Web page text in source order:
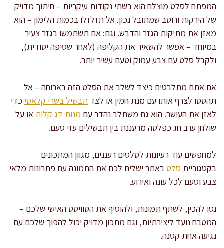
המפתח לסלט מוצלח הוא בשתי נקודות עיקריות – חיתוך מדויק
של הירקות ורוטב שמתובל נכון. אל תזלזלו בכמות הלימון – הוא
מאזן את מתיקות הגזר והדבש. וגם: אם תשתמשו בגזר צעיר
במיוחד – אפשר להשאיר את הקליפה (לאחר שטיפה יסודית),
ולקבל סלט עם צבע עמוק וטעם עשיר יותר.
אם אתם מתלבטים כיצד לשלב את הסלט הזה בארוחה – אל
תהססו לצרף אותו עם מנת חמין או לצד תבשיל בשרי קלאסי כדי
לאזן את העושר. הוא גם משתלב נהדר עם מנות דג קלות או על
שולחן ערב חג כפלטה מרעננת בין תבשילים עזי טעם.
למחפשים עוד רעיונות לסלטים רעננים, מגוון המתכונים
בקטגוריית סלט באתר ישלים לכם את התמונה עם פתרונות מלאי
צבע וטעם לכל עונה ואירוע.
נסו להכין, לשתף תמונות, ולהוסיף את הטוויסט האישי שלכם –
המטבח נועד ליצירתיות, וגם מתכון מדויק יכול להפוך שלכם עם
נגיעה אחת קטנה.